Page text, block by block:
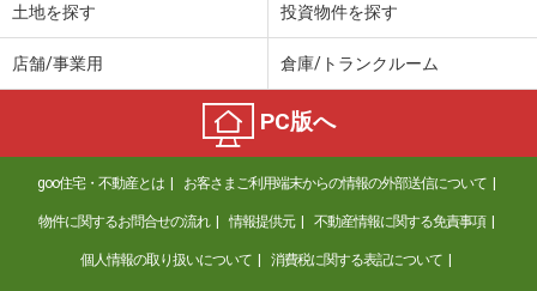
土地を探す 投資物件を探す
店舗/事業用 倉庫/トランクルーム
PC版へ
goo住宅・不動産とは お客さまご利用端末からの情報の外部送信について
物件に関するお問合せの流れ 情報提供元 不動産情報に関する免責事項
個人情報の取り扱いについて 消費税に関する表記について